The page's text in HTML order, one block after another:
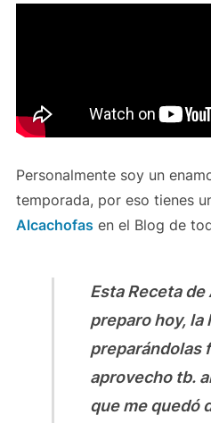
Personalmente soy un
temporada, por eso tienes
Alcachofas en el Blog de
Esta Receta
preparo hoy, la
preparándolas
aprovecho tb.
que me quedó